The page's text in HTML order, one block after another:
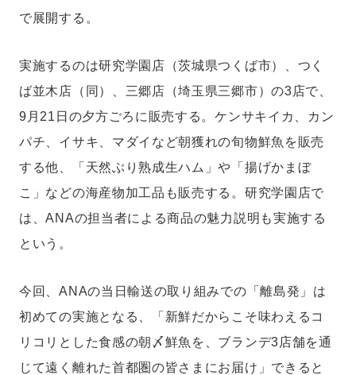
で展開する。
実施するのは研究学園店（茨城県つくば市）、つく
ば並木店（同）、三郷店（埼玉県三郷市）の3店で、
9月21日の夕方ごろに販売する。ケンサキイカ、カン
パチ、イサキ、マダイなど朝獲れの旬物鮮魚を販売
する他、「天然ぶり熟成生ハム」や「揚げかまぼ
こ」などの海産物加工品も販売する。研究学園店で
は、ANAの担当者による商品の魅力説明も実施する
という。
今回、ANAの当日輸送の取り組みでの「離島発」は
初めての実施となる、「新鮮だからこそ味わえるコ
リコリとした食感の朝〆鮮魚を、ブランデ3店舗を通
じて遠く離れた首都圏の皆さまにお届け」できると